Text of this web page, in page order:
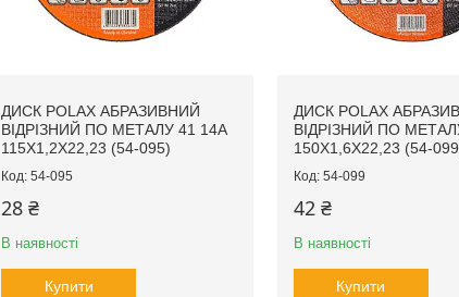
ДИСК POLAX АБРАЗИВНИЙ
ВІДРІЗНИЙ ПО МЕТАЛУ 41 14А
115Х1,2Х22,23 (54-095)
54-095
28 ₴
В наявності
Купити
ДИСК POLAX
ВІДРІЗНИЙ ПО
150Х1,6Х22,23 (54-
54-099
42 ₴
В наявності
Купити